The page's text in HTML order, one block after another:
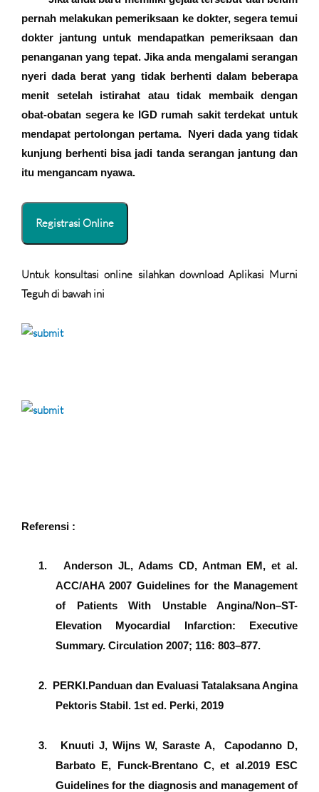
pernah melakukan pemeriksaan ke dokter, segera temui
dokter jantung untuk mendapatkan pemeriksaan dan
penanganan yang tepat. Jika anda mengalami serangan
nyeri dada berat yang tidak berhenti dalam beberapa
menit setelah istirahat atau tidak membaik dengan
obat-obatan segera ke IGD rumah sakit terdekat untuk
mendapat pertolongan pertama.
Nyeri dada yang tidak
kunjung berhenti bisa jadi tanda serangan jantung dan
itu mengancam nyawa.
Registrasi Online
Untuk konsultasi online silahkan download Aplikasi Murni
Teguh di bawah ini
Referensi :
1.
Anderson JL, Adams CD, Antman EM, et al.
ACC/AHA 2007 Guidelines for the Management
of Patients With Unstable Angina/Non–ST-
Elevation Myocardial Infarction: Executive
Summary. Circulation 2007; 116: 803–877.
2. PERKI.Panduan dan Evaluasi Tatalaksana Angina
Pektoris Stabil. 1st ed. Perki, 2019
3. Knuuti J, Wijns W, Saraste A,
Capodanno D,
Barbato E, Funck-Brentano C, et al.2019 ESC
Guidelines for the diagnosis and management of